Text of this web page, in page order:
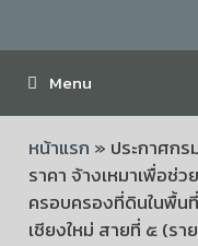
Menu
หน้าแรก » ประกาศกร
ราคา จ้างเหมาเพื่อช่
ครอบครองที่ดินในพื้น
เชียงใหม่ สายที่ ๕ (รา